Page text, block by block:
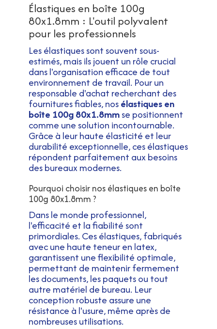
Élastiques en boîte 100g
80x1.8mm : L'outil polyvalent
pour les professionnels
Les élastiques sont souvent sous-
estimés, mais ils jouent un rôle crucial
dans l'organisation efficace de tout
environnement de travail. Pour un
responsable d'achat recherchant des
fournitures fiables, nosélastiques en
boîte 100g 80x1.8mmse positionnent
comme une solution incontournable.
Grâce à leur haute élasticité et leur
durabilité exceptionnelle, ces élastiques
répondent parfaitement aux besoins
des bureaux modernes.
Pourquoi choisir nos élastiques en boîte
100g 80x1.8mm ?
Dans le monde professionnel,
l'efficacité et la fiabilité sont
primordiales. Ces élastiques, fabriqués
avec une haute teneur en latex,
garantissent une flexibilité optimale,
permettant de maintenir fermement
les documents, les paquets ou tout
autre matériel de bureau. Leur
conception robuste assure une
résistance à l'usure, même après de
nombreuses utilisations.